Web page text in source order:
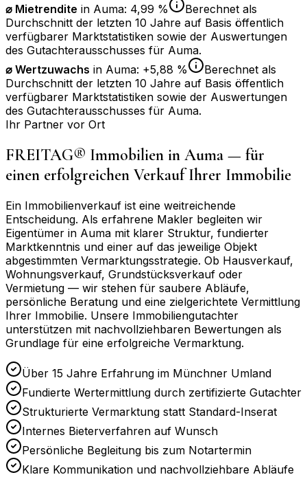
⌀ Mietrendite in Auma: 4,99 %
Berechnet als
Durchschnitt der letzten 10 Jahre auf Basis öffentlich
verfügbarer Marktstatistiken sowie der Auswertungen
des Gutachterausschusses für Auma.
⌀ Wertzuwachs in Auma: +5,88 %
Berechnet als
Durchschnitt der letzten 10 Jahre auf Basis öffentlich
verfügbarer Marktstatistiken sowie der Auswertungen
des Gutachterausschusses für Auma.
Ihr Partner vor Ort
FREITAG® Immobilien in Auma — für
einen erfolgreichen Verkauf Ihrer Immobilie
Ein Immobilienverkauf ist eine weitreichende
Entscheidung. Als erfahrene Makler begleiten wir
Eigentümer in Auma mit klarer Struktur, fundierter
Marktkenntnis und einer auf das jeweilige Objekt
abgestimmten Vermarktungsstrategie. Ob Hausverkauf,
Wohnungsverkauf, Grundstücksverkauf oder
Vermietung — wir stehen für saubere Abläufe,
persönliche Beratung und eine zielgerichtete Vermittlung
Ihrer Immobilie. Unsere Immobiliengutachter
unterstützen mit nachvollziehbaren Bewertungen als
Grundlage für eine erfolgreiche Vermarktung.
Über 15 Jahre Erfahrung im Münchner Umland
Fundierte Wertermittlung durch zertifizierte Gutachter
Strukturierte Vermarktung statt Standard-Inserat
Internes Bieterverfahren auf Wunsch
Persönliche Begleitung bis zum Notartermin
Klare Kommunikation und nachvollziehbare Abläufe